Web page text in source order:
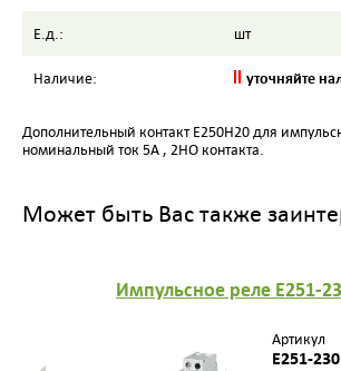
Е.д.: шт
Наличие: уточняйте
Дополнительный контакт E250H20 для
номинальный ток 5А , 2НО контакта.
Может быть Вас также
Импульсное реле E251-
Артикул
E251-230